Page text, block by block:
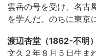
雲岳の号を受け、名古
を学んだ。のちに東京
渡辺杏堂（1862-不明
文久２年８月５日生ま